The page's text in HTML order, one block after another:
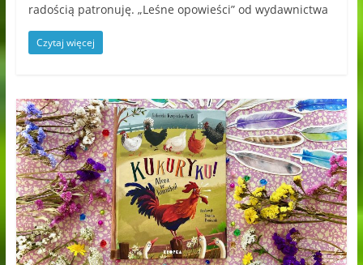
radością patronuję. „Leśne opowieści” od wydawnictwa
Czytaj więcej